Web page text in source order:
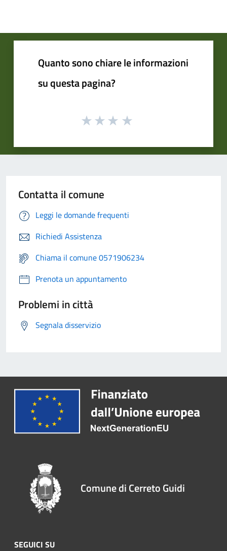
Quanto sono chiare le informazioni
su questa pagina?
Contatta il comune
Leggi le domande frequenti
Richiedi Assistenza
Chiama il comune 0571906234
Prenota un appuntamento
Problemi in città
Segnala disservizio
Comune di Cerreto Guidi
SEGUICI SU